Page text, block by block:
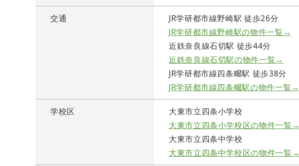
交通
JR学研都市線野崎駅 徒歩26分
JR学研都市線野崎駅の物件一覧→
近鉄奈良線石切駅 徒歩44分
近鉄奈良線石切駅の物件一覧→
JR学研都市線四条畷駅 徒歩38分
JR学研都市線四条畷駅の物件一覧→
学校区
大東市立四条小学校
大東市立四条小学校区の物件一覧→
大東市立四条中学校
大東市立四条中学校区の物件一覧→